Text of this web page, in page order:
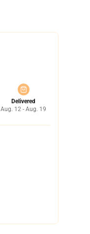
Delivered
Aug. 12 - Aug. 19